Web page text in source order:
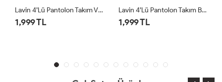
Lavin 4’lü Pantolon Takım Bordo
1,999 TL
Lavin 4’lü Pantolon Takım Siyah
1,999 TL